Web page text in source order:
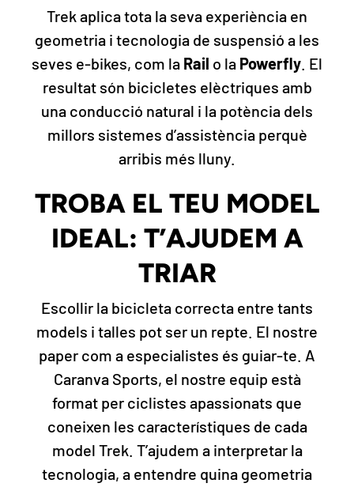
Trek aplica tota la seva experiència en
geometria i tecnologia de suspensió a les
seves e-bikes, com la Rail o la Powerfly. El
resultat són bicicletes elèctriques amb
una conducció natural i la potència dels
millors sistemes d’assistència perquè
arribis més lluny.
TROBA EL TEU MODEL
IDEAL: T’AJUDEM A
TRIAR
Escollir la bicicleta correcta entre tants
models i talles pot ser un repte. El nostre
paper com a especialistes és guiar-te. A
Caranva Sports, el nostre equip està
format per ciclistes apassionats que
coneixen les característiques de cada
model Trek. T’ajudem a interpretar la
tecnologia, a entendre quina geometria